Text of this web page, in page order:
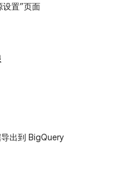
置”页面
出到 BigQuery